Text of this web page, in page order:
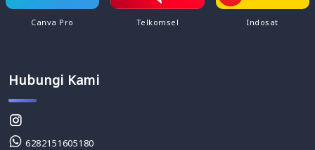
Canva Pro Telkomsel Indosat
Hubungi Kami
6282151605180